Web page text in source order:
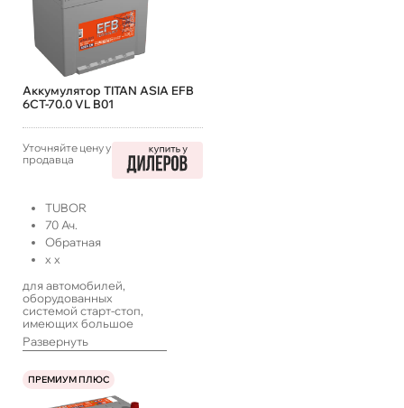
Аккумулятор TITAN ASIA EFB
6СТ-70.0 VL B01
Уточняйте цену у
продавца
TUBOR
70 Ач.
Обратная
x x
для автомобилей,
оборудованных
системой старт-стоп,
имеющих большое
количество
энергопотребителей,
с длительными
простоями, а также
систем ИПБ
Развернуть
ПРЕМИУМ ПЛЮС